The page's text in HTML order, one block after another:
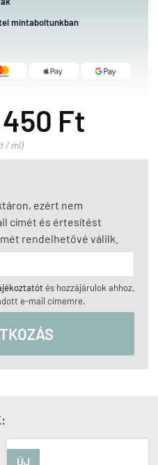
mintaboltunkban
Ft
/ ml)
ezért nem
címét és értesítést
rendelhetővé válilk.
és hozzájárulok ahhoz,
e-mail címemre.